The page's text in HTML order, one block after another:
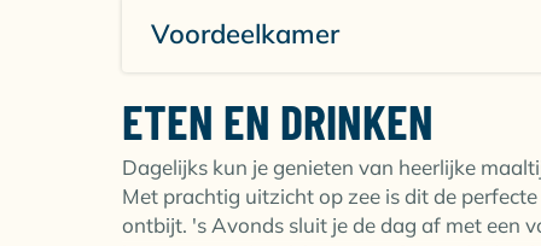
Voordeelkamer
ETEN EN DRINKEN
Dagelijks kun je genieten van heerlijke
Met prachtig uitzicht op zee is dit de
ontbijt. 's Avonds sluit je de dag af met een